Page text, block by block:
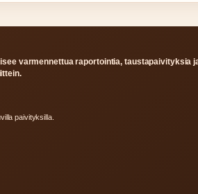
varmennettua raportointia, taustapaivityksia
paivityksilla.